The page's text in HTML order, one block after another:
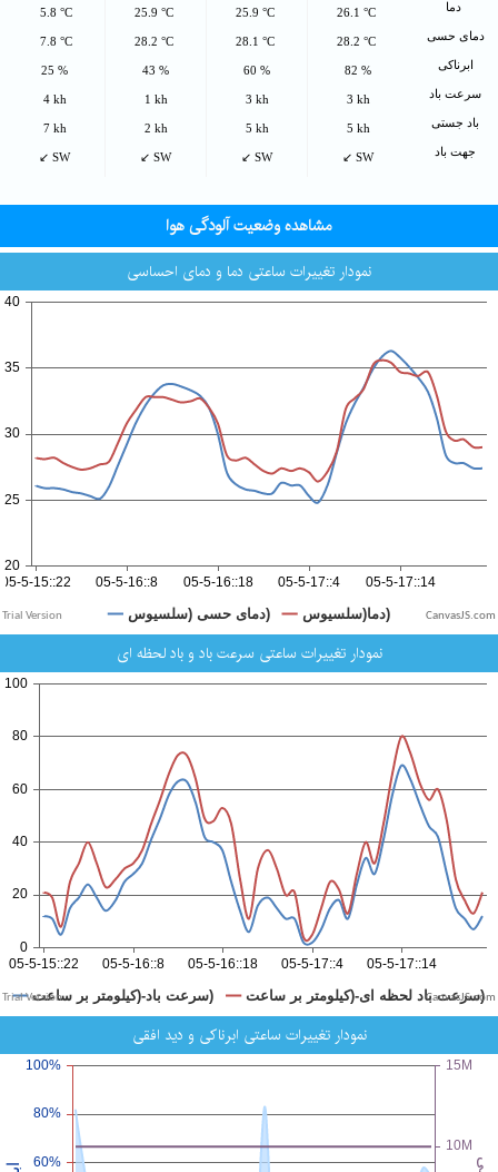
دمای حسی
ابرناکی
سرعت باد
باد جستی
جهت باد
26.1 °C
28.2 °C
82 %
3 kh
5 kh
↙ SW
25.9 °C
28.1 °C
60 %
3 kh
5 kh
↙ SW
25.9 °C
28.2 °C
43 %
1 kh
2 kh
↙ SW
25.8 °C
27.8 °C
25 %
4 kh
7 kh
↙ SW
مشاهده وضعیت آلودگی هوا
نمودار تغییرات ساعتی دما و دمای احساسی
CanvasJS.com
نمودار تغییرات ساعتی سرعت باد و باد لحظه ای
CanvasJS.com
نمودار تغییرات ساعتی ابرناکی و دید افقی